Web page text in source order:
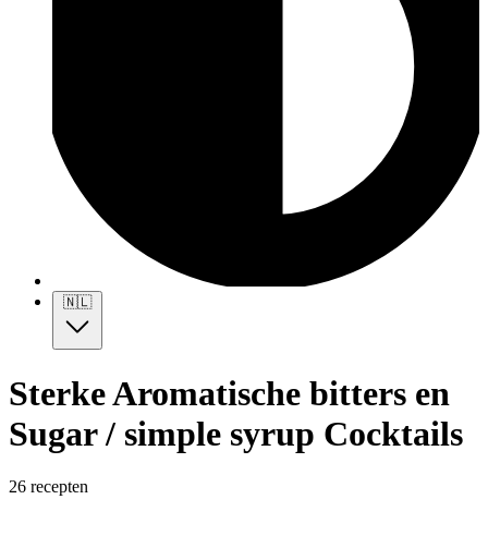
🇳🇱
Sterke Aromatische bitters en
Sugar / simple syrup Cocktails
26 recepten